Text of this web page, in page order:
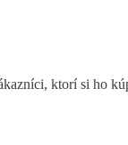
ktorí si ho